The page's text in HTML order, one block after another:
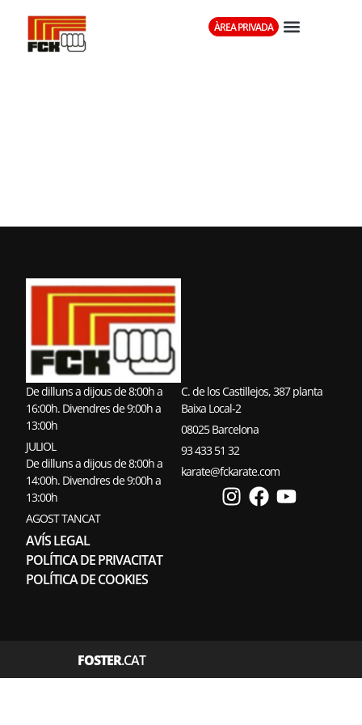
ÀREA PRIVADA
De dilluns a dijous de 8:00h a
16:00h. Divendres de 9:00h a
13:00h
JULIOL
De dilluns a dijous de 8:00h a
14:00h. Divendres de 9:00h a
13:00h
AGOST TANCAT
AVÍS LEGAL
POLÍTICA DE PRIVACITAT
POLÍTICA DE COOKIES
C. de los Castillejos, 387 planta
Baixa Local-2
08025 Barcelona
93 433 51 32
karate@fckarate.com
FOSTER.CAT